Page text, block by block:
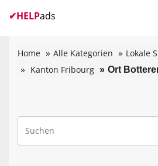
✔HELPads
Home Alle Kategorien
Lokale
Kanton Fribourg
Ort